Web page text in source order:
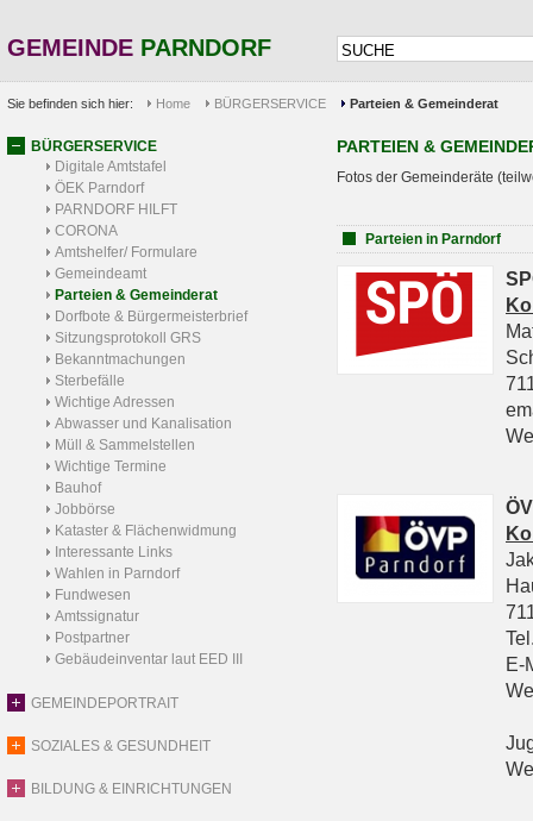
GEMEINDE PARNDORF
Sie befinden sich hier: Home BÜRGERSERVICE Parteien & Gemeinderat
BÜRGERSERVICE
Digitale Amtstafel
ÖEK Parndorf
PARNDORF HILFT
CORONA
Amtshelfer/ Formulare
Gemeindeamt
Parteien & Gemeinderat
Dorfbote & Bürgermeisterbrief
Sitzungsprotokoll GRS
Bekanntmachungen
Sterbefälle
Wichtige Adressen
Abwasser und Kanalisation
Müll & Sammelstellen
Wichtige Termine
Bauhof
Jobbörse
Kataster & Flächenwidmung
Interessante Links
Wahlen in Parndorf
Fundwesen
Amtssignatur
Postpartner
Gebäudeinventar laut EED III
GEMEINDEPORTRAIT
SOZIALES & GESUNDHEIT
BILDUNG & EINRICHTUNGEN
PARTEIEN &
Fotos der Gemeinderäte
Parteien in Parndorf
E-